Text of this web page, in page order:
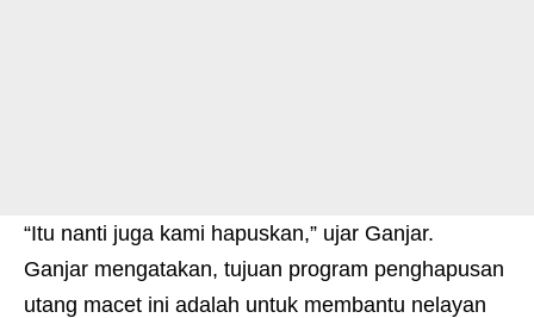
“Itu nanti juga kami hapuskan,” ujar Ganjar.
Ganjar mengatakan, tujuan program penghapusan
utang macet ini adalah untuk membantu nelayan